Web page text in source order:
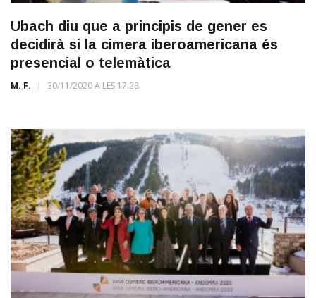
Ubach diu que a principis de gener es
decidirà si la cimera iberoamericana és
presencial o telemàtica
M. F. 30/11/2020 A LES 17:28